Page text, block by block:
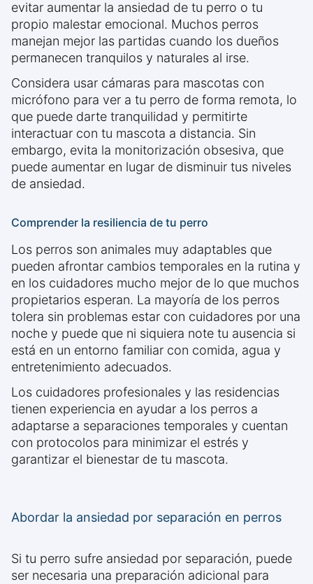
evitar aumentar la ansiedad de tu perro o tu
propio malestar emocional. Muchos perros
manejan mejor las partidas cuando los dueños
permanecen tranquilos y naturales al irse.
Considera usar cámaras para mascotas con
micrófono para ver a tu perro de forma remota, lo
que puede darte tranquilidad y permitirte
interactuar con tu mascota a distancia. Sin
embargo, evita la monitorización obsesiva, que
puede aumentar en lugar de disminuir tus niveles
de ansiedad.
Comprender la resiliencia de tu perro
Los perros son animales muy adaptables que
pueden afrontar cambios temporales en la rutina y
en los cuidadores mucho mejor de lo que muchos
propietarios esperan. La mayoría de los perros
tolera sin problemas estar con cuidadores por una
noche y puede que ni siquiera note tu ausencia si
está en un entorno familiar con comida, agua y
entretenimiento adecuados.
Los cuidadores profesionales y las residencias
tienen experiencia en ayudar a los perros a
adaptarse a separaciones temporales y cuentan
con protocolos para minimizar el estrés y
garantizar el bienestar de tu mascota.
Abordar la ansiedad por separación en perros
Si tu perro sufre ansiedad por separación, puede
ser necesaria una preparación adicional para